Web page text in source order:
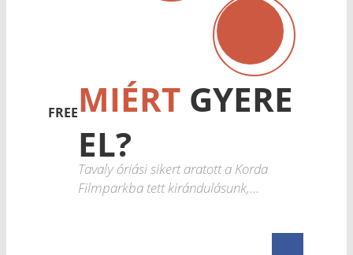
FREEMIÉRT GYERE
EL?
Tavaly óriási sikert aratott a Korda
Filmparkba tett kirándulásunk,...